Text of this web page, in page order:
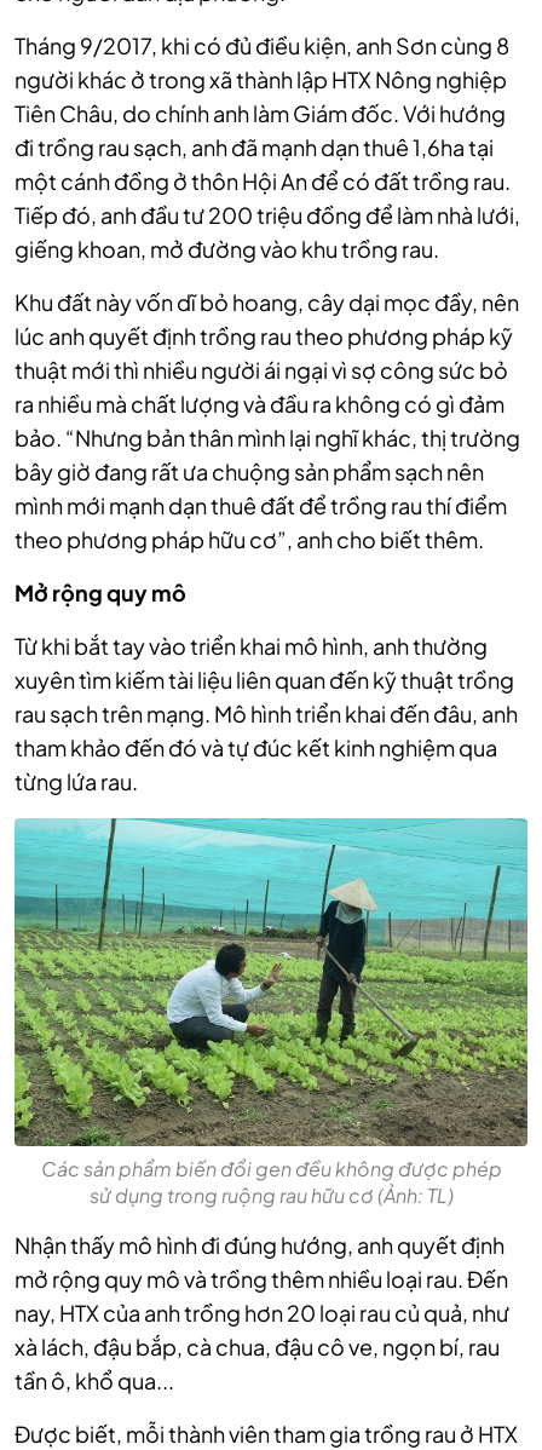
Tháng 9/2017, khi có đủ điều kiện, anh Sơn cùng 8
người khác ở trong xã thành lập HTX Nông nghiệp
Tiên Châu, do chính anh làm Giám đốc. Với hướng
đi trồng rau sạch, anh đã mạnh dạn thuê 1,6ha tại
một cánh đồng ở thôn Hội An để có đất trồng rau.
Tiếp đó, anh đầu tư 200 triệu đồng để làm nhà lưới,
giếng khoan, mở đường vào khu trồng rau.
Khu đất này vốn dĩ bỏ hoang, cây dại mọc đầy, nên
lúc anh quyết định trồng rau theo phương pháp kỹ
thuật mới thì nhiều người ái ngại vì sợ công sức bỏ
ra nhiều mà chất lượng và đầu ra không có gì đảm
bảo. “Nhưng bản thân mình lại nghĩ khác, thị trường
bây giờ đang rất ưa chuộng sản phẩm sạch nên
mình mới mạnh dạn thuê đất để trồng rau thí điểm
theo phương pháp hữu cơ”, anh cho biết thêm.
Mở rộng quy mô
Từ khi bắt tay vào triển khai mô hình, anh thường
xuyên tìm kiếm tài liệu liên quan đến kỹ thuật trồng
rau sạch trên mạng. Mô hình triển khai đến đâu, anh
tham khảo đến đó và tự đúc kết kinh nghiệm qua
từng lứa rau.
Các sản phẩm biến đổi gen đều không được phép
sử dụng trong ruộng rau hữu cơ (Ảnh: TL)
Nhận thấy mô hình đi đúng hướng, anh quyết định
mở rộng quy mô và trồng thêm nhiều loại rau. Đến
nay, HTX của anh trồng hơn 20 loại rau củ quả, như
xà lách, đậu bắp, cà chua, đậu cô ve, ngọn bí, rau
tần ô, khổ qua...
Được biết, mỗi thành viên tham gia trồng rau ở HTX